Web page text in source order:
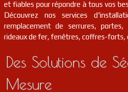
serrurier 91 Mennecy FR 91540
et fiables pour répondre à tous vos
Découvrez nos services
remplacement de serrures, portes,
rideaux de fer, fenêtres, coffres-forts,
Des Solutions de
Mesure